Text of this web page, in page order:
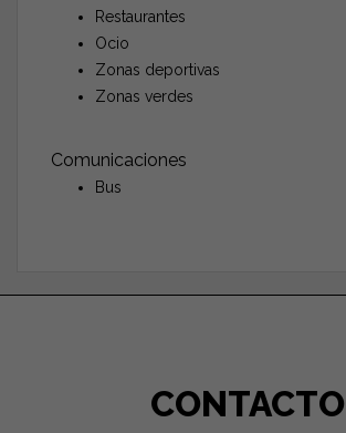
Restaurantes
Ocio
Zonas deportivas
Zonas verdes
Comunicaciones
Bus
CONTACTO